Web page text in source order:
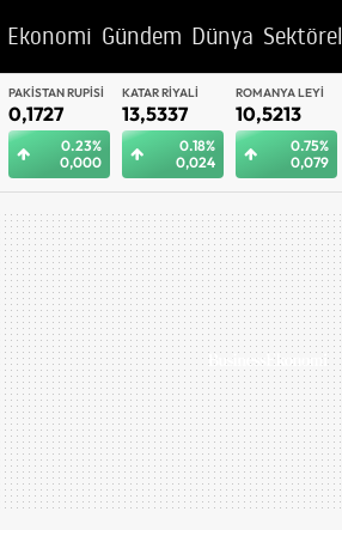
Ekonomi Gündem Dünya Sektörel
KATAR RIYALI
13,5337
0.18%
0,024
ROMANYA LEYI
10,5213
0.75%
0,079
SUUDI RIYALI
12,7064
0.22%
0,028